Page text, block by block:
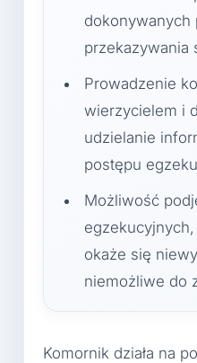
dokonywanych
przekazywania
Prowadzenie
wierzycielem i
udzielanie
postępu
Możliwość
okaże się
niemożliwe do
Komornik działa na